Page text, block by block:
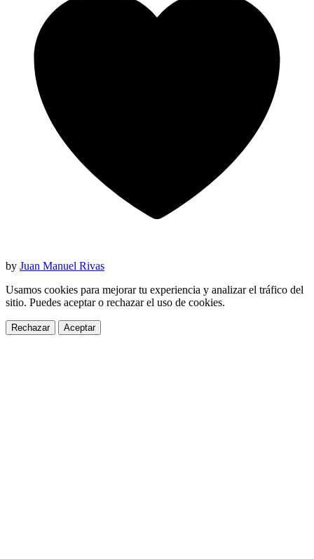
by Juan Manuel Rivas
Usamos cookies para mejorar tu experiencia y analizar el tráfico del
sitio. Puedes aceptar o rechazar el uso de cookies.
Rechazar Aceptar